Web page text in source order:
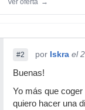
Ver oferta →
#2 por Iskra el
Buenas!
Yo más que
quiero hacer una